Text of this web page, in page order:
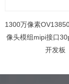
1300万像素
像头模组mipi接口
开发板